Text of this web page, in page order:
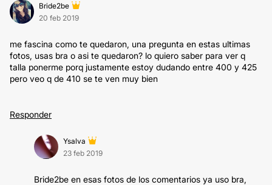
Bride2be
20 feb 2019
me fascina como te quedaron, una pregunta en estas ultimas
fotos, usas bra o asi te quedaron? lo quiero saber para ver q
talla ponerme porq justamente estoy dudando entre 400 y 425
pero veo q de 410 se te ven muy bien
Responder
Ysalva
23 feb 2019
Bride2be en esas fotos de los comentarios ya uso bra,